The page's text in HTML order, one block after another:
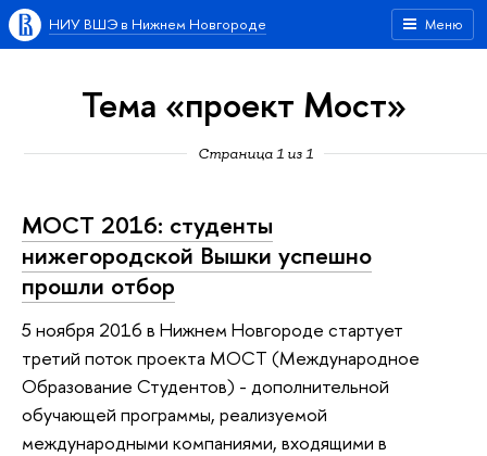
Меню
НИУ ВШЭ в Нижнем Новгороде
Тема «проект Мост»
Страница 1 из 1
МОСТ 2016: студенты
нижегородской Вышки успешно
прошли отбор
5 ноября 2016 в Нижнем Новгороде стартует
третий поток проекта МОСТ (Международное
Образование Студентов) - дополнительной
обучающей программы, реализуемой
международными компаниями, входящими в